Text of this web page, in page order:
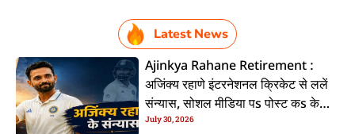
Latest News
Ajinkya Rahane Retirement :
अजिंक्य रहाणे इंटरनेशनल क्रिकेट से ललें
संन्यास, सोशल मीडिया पs पोस्ट कs के
कइलें एलान
July 30, 2026